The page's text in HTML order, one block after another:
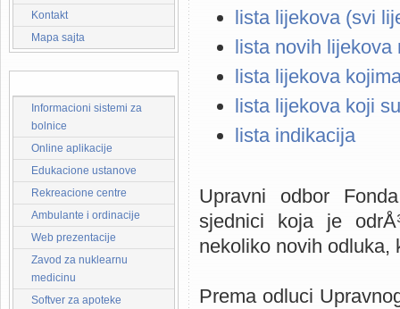
Kontakt
Mapa sajta
Informacioni sistemi za
bolnice
Online aplikacije
Edukacione ustanove
Rekreacione centre
Ambulante i ordinacije
Web prezentacije
Zavod za nuklearnu
medicinu
Softver za apoteke
lista lijekova (svi
lista novih lijekova
lista lijekova
lista lijekova koji
lista indikacija
Upravni odbor
sjednici koja je
nekoliko novih odluka,
Prema odluci